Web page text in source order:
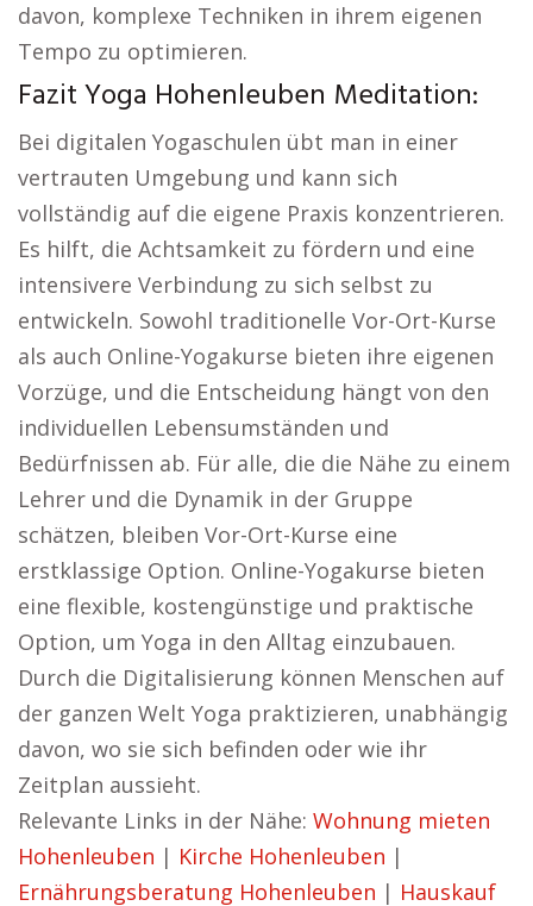
davon, komplexe Techniken in ihrem eigenen
Tempo zu optimieren.
Fazit Yoga Hohenleuben Meditation:
Bei digitalen Yogaschulen übt man in einer
vertrauten Umgebung und kann sich
vollständig auf die eigene Praxis konzentrieren.
Es hilft, die Achtsamkeit zu fördern und eine
intensivere Verbindung zu sich selbst zu
entwickeln. Sowohl traditionelle Vor-Ort-Kurse
als auch Online-Yogakurse bieten ihre eigenen
Vorzüge, und die Entscheidung hängt von den
individuellen Lebensumständen und
Bedürfnissen ab. Für alle, die die Nähe zu einem
Lehrer und die Dynamik in der Gruppe
schätzen, bleiben Vor-Ort-Kurse eine
erstklassige Option. Online-Yogakurse bieten
eine flexible, kostengünstige und praktische
Option, um Yoga in den Alltag einzubauen.
Durch die Digitalisierung können Menschen auf
der ganzen Welt Yoga praktizieren, unabhängig
davon, wo sie sich befinden oder wie ihr
Zeitplan aussieht.
Relevante Links in der Nähe: Wohnung mieten
Hohenleuben | Kirche Hohenleuben |
Ernährungsberatung Hohenleuben | Hauskauf